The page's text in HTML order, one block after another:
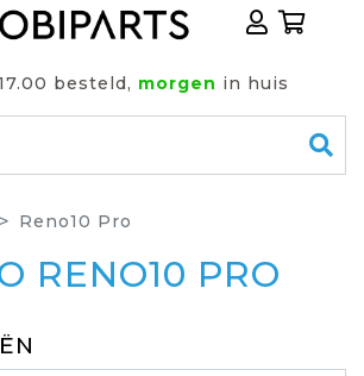
besteld, morgen in huis
Reno10 Pro
RENO10 PRO